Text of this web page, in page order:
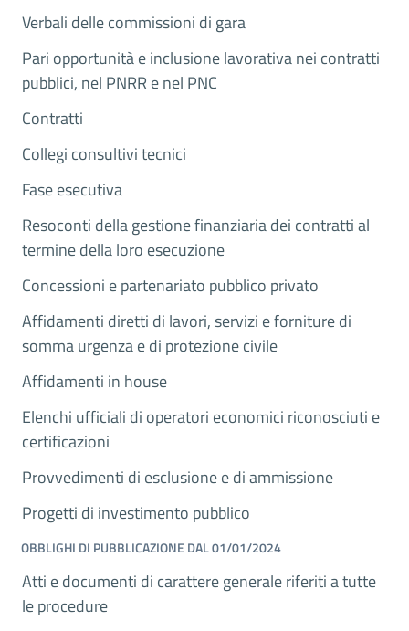
Verbali delle commissioni di gara
Pari opportunità e inclusione lavorativa nei contratti
pubblici, nel PNRR e nel PNC
Contratti
Collegi consultivi tecnici
Fase esecutiva
Resoconti della gestione finanziaria dei contratti al
termine della loro esecuzione
Concessioni e partenariato pubblico privato
Affidamenti diretti di lavori, servizi e forniture di
somma urgenza e di protezione civile
Affidamenti in house
Elenchi ufficiali di operatori economici riconosciuti e
certificazioni
Provvedimenti di esclusione e di ammissione
Progetti di investimento pubblico
OBBLIGHI DI PUBBLICAZIONE DAL 01/01/2024
Atti e documenti di carattere generale riferiti a tutte
le procedure